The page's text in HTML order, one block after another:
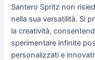
Santero Spritz non
nella sua versatilità. Si
la creatività,
sperimentare infinite
personalizzati e